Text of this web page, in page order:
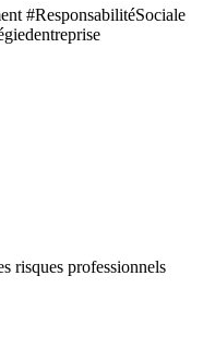
#ResponsabilitéSociale
risques professionnels